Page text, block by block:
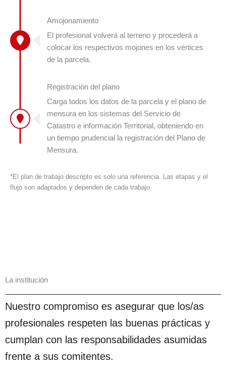
Amojonamiento
El profesional volverá al terreno y procederá a
colocar los respectivos mojones en los vértices
de la parcela.
Registración del plano
Carga todos los datos de la parcela y el plano de
mensura en los sistemas del Servicio de
Catastro e información Territorial, obteniendo en
un tiempo prudencial la registración del Plano de
Mensura.
*El plan de trabajo descripto es solo una referencia. Las etapas y el
flujo son adaptados y dependen de cada trabajo.
La institución
Nuestro compromiso es asegurar que los/as
profesionales respeten las buenas prácticas y
cumplan con las responsabilidades asumidas
frente a sus comitentes.